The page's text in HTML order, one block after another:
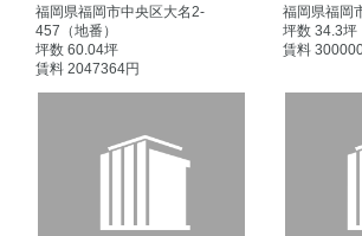
福岡県福岡市中央区大名2-
457（地番）
坪数 60.04坪
賃料 2047364円
福岡県福岡
坪数 34.3坪
賃料